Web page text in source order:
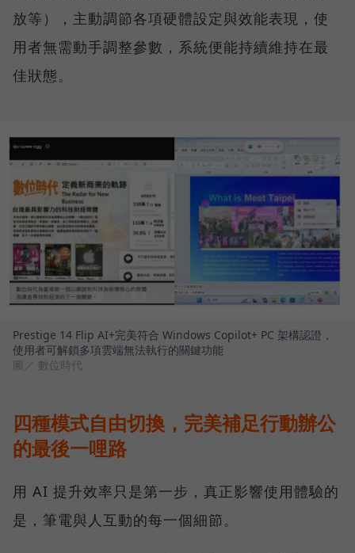
放等），主動調節各項硬體設定與效能表現，使
用者無需動手調整參數，系統便能持續維持在最
佳狀態。
Prestige 14 Flip AI+完美符合 Windows Copilot+ PC 架構認證，
使用者可解鎖多項雲端無法執行的關鍵功能
圖／ 數位時代
四種模式自由切換，完美補足行動辦公
的最後一哩路
用 AI 提升效率只是第一步，真正影響使用體驗的
是，筆電與人互動的每一個細節。